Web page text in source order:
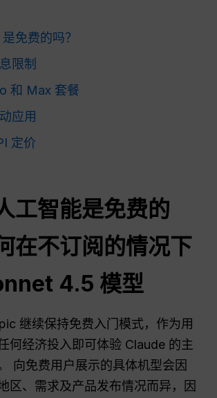
免费的吗？
限制
和 Max 套餐
应用
定价
工智能是免费的
在不订阅的情况下
4.5 模型
继续保持免费入门模式，作为用
何经济投入即可体验 Claude 的主
向免费用户展示的具体机型会因
区、需求及产品发布情况而异，因